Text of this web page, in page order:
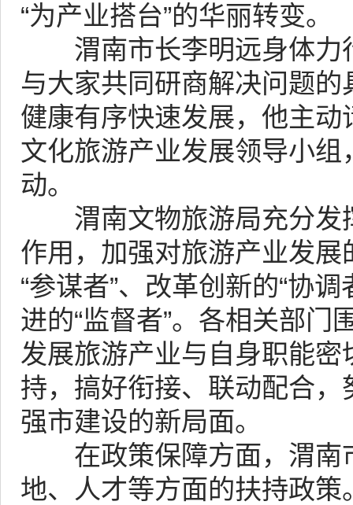
“为产业搭台”的华丽转变。
渭南市长李明远身体力
与大家共同研商解决问题
健康有序快速发展，他主
文化旅游产业发展领导小
动。
渭南文物旅游局充分发
作用，加强对旅游产业发
“参谋者”、改革创新的“协
进的“监督者”。各相关部门
发展旅游产业与自身职能
持，搞好衔接、联动配合
强市建设的新局面。
在政策保障方面，渭南
地、人才等方面的扶持政